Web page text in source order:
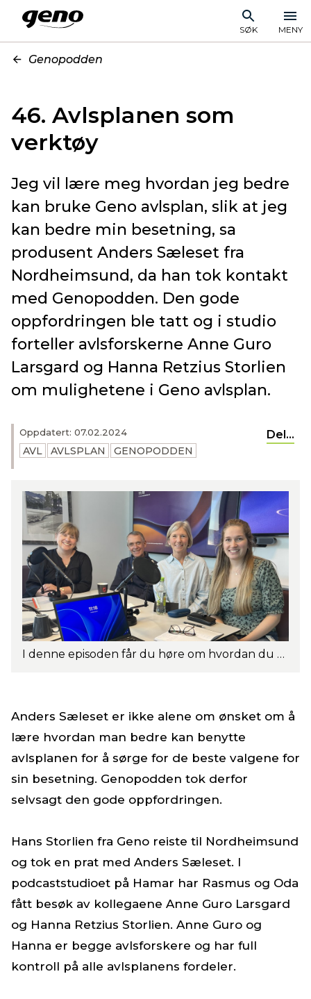
SØK MENY
Genopodden
46. Avlsplanen som
verktøy
Oppdatert: 07.02.2024
AVL AVLSPLAN GENOPODDEN
Del...
Jeg vil lære meg hvordan jeg bedre
kan bruke Geno avlsplan, slik at jeg
kan bedre min besetning, sa
produsent Anders Sæleset fra
Nordheimsund, da han tok kontakt
med Genopodden. Den gode
oppfordringen ble tatt og i studio
forteller avlsforskerne Anne Guro
Larsgard og Hanna Retzius Storlien
om mulighetene i Geno avlsplan.
I denne episoden får du høre om hvordan du kan utnytte mulighetene i Geno avlsplan. Fra venstre: Oda Christensen, Rasmus Lang-Ree, Anne Guro Larsgard og Hanna Retzius Storlien. Foto: Geno
Anders Sæleset er ikke alene om ønsket om å
lære hvordan man bedre kan benytte
avlsplanen for å sørge for de beste valgene for
sin besetning. Genopodden tok derfor
selvsagt den gode oppfordringen.
Hans Storlien fra Geno reiste til Nordheimsund
og tok en prat med Anders Sæleset. I
podcaststudioet på Hamar har Rasmus og Oda
fått besøk av kollegaene Anne Guro Larsgard
og Hanna Retzius Storlien. Anne Guro og
Hanna er begge avlsforskere og har full
kontroll på alle avlsplanens fordeler.